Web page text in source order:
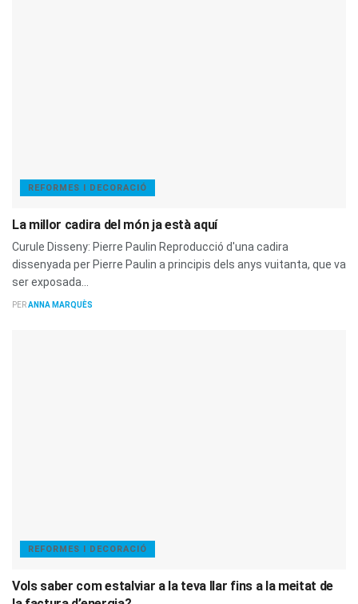
REFORMES I DECORACIÓ
La millor cadira del món ja està aquí
Curule Disseny: Pierre Paulin Reproducció d'una cadira
dissenyada per Pierre Paulin a principis dels anys vuitanta, que va
ser exposada...
PERANNA MARQUÈS
REFORMES I DECORACIÓ
Vols saber com estalviar a la teva llar fins a la meitat de